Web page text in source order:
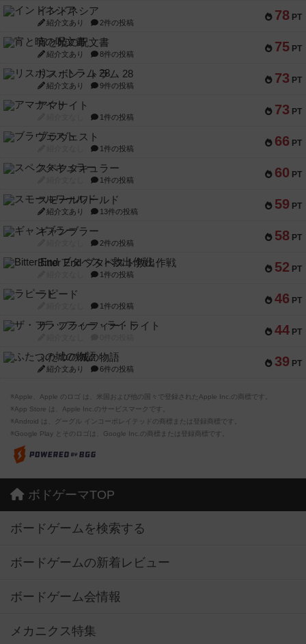
78 PT
インドネシア
紹介文あり 2件の投稿
75 PT
宵と暁の呪文書
紹介文あり 8件の投稿
73 PT
リスボン・トラム 28
紹介文あり 9件の投稿
73 PT
アマナイト
1件の投稿
66 PT
ブラヴェスト
1件の投稿
60 PT
スペクタキュラー
1件の投稿
59 PT
スモールワールド
紹介文あり 13件の投稿
58 PT
ギャンブラー
2件の投稿
52 PT
Bitter End ブタペスト救出作戦
1件の投稿
46 PT
ラピード
1件の投稿
44 PT
ザ・フラッフィー・ライト
39 PT
ふたつの城の物語
紹介文あり 6件の投稿
※Apple、Apple のロゴ は、米国および他の国々で登録されたApple Inc.の商標です。
※App Store は、Apple Inc.のサービスマークです。
※Android は、グーグル インコーポレイテッドの商標または登録商標です。
※Google Play とそのロゴは、Google Inc.の商標または登録商標です。
ボドゲーマTOP
ボードゲームを検索する
ボードゲームの新着レビュー
ボードゲーム会情報
メカニクス特集